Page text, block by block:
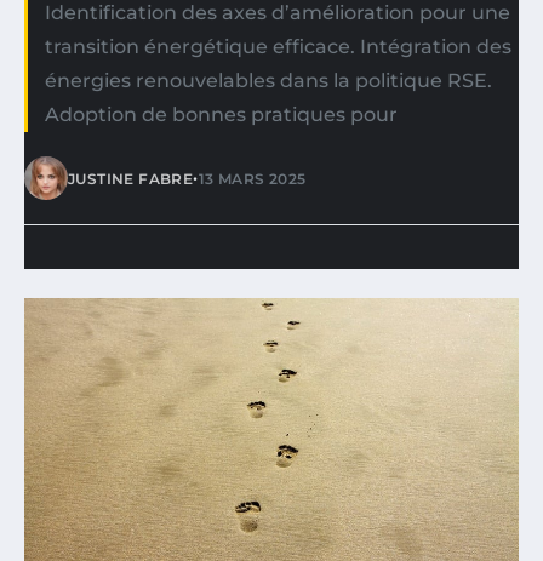
Identification des axes d’amélioration pour une
transition énergétique efficace. Intégration des
énergies renouvelables dans la politique RSE.
Adoption de bonnes pratiques pour
JUSTINE FABRE•13 MARS 2025